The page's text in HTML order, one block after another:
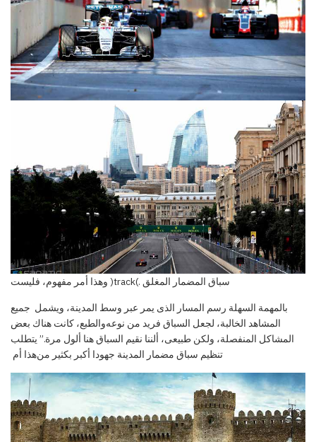
سباق المضمار المغلق .)track( وهذا أمر مفهوم، فليست
بالمهمة السهلة رسم المسار الذى يمر عبر وسط المدينة، ويشمل جميع
المشاهد الخالبة، لجعل السباق فريد من نوعهوالطبع، كانت هناك بعض
المشاكل المنفصلة، ولكن طبيعى، ألننا نقيم السباق هنا ألول مرة.” يتطلب
تنظيم سباق مضمار المدينة جهودا أكبر بكثير منهذا أم